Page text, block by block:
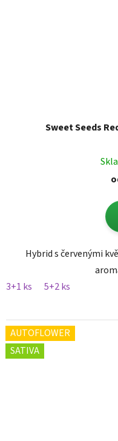
Sweet Seeds
Hybrid s červenými
3+1 ks
5+2 ks
AUTOFLOWER
SATIVA